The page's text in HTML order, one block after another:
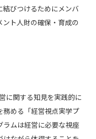
びつけるためにメンバ
ト人財の確保・育成の
に関する知見を実践的に
務める「経営視点実学プ
ラムは経営に必要な視座